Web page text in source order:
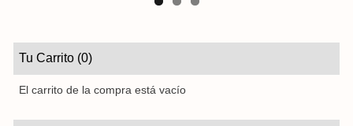
Tu Carrito (0)
El carrito de la compra está vacío